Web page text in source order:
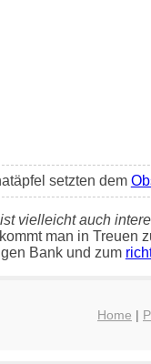
setzten dem
vielleicht auch
man in Treuen
Bank und zum
Home |